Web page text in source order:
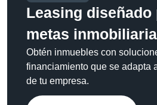
Leasing diseñado
metas
Obtén inmuebles con
financiamiento que se adapta
de tu empresa.